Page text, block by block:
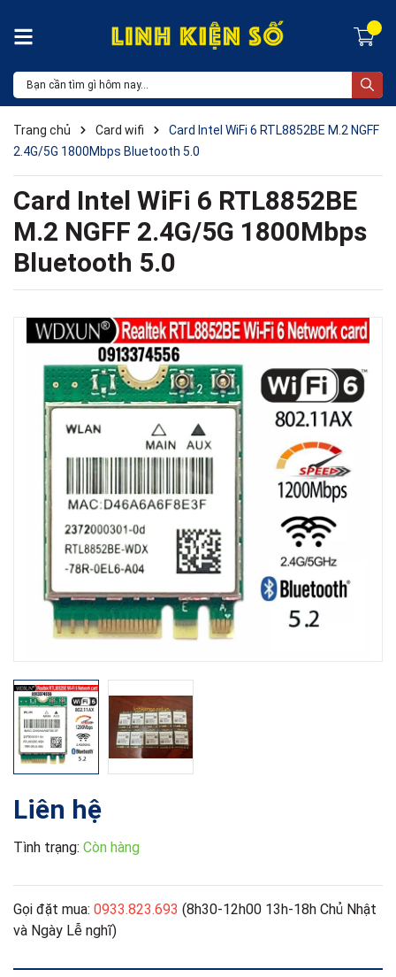
Trang chủ Card wifi
Card Intel WiFi 6 RTL8852BE M.2 NGFF
2.4G/5G 1800Mbps Bluetooth 5.0
Card Intel WiFi 6 RTL8852BE
M.2 NGFF 2.4G/5G 1800Mbps
Bluetooth 5.0
Liên hệ
Tình trạng: Còn hàng
Gọi đặt mua: 0933.823.693 (8h30-12h00 13h-18h Chủ Nhật
và Ngày Lễ nghĩ)